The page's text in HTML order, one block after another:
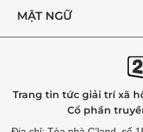
MẬT NGỮ
Trang tin tức giải trí xã
Cổ phần